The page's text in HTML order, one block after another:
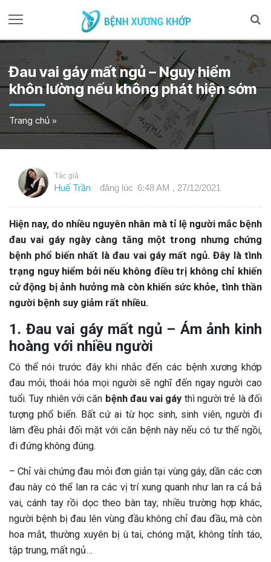
Đau vai gáy mất ngủ – Nguy hiểm
khôn lường nếu không phát hiện sớm
Trang chủ »
Tác giả
Huế Trần đăng lúc 6:48 AM , 27/12/2021
Hiện nay, do nhiều nguyên nhân mà tỉ lệ người mắc bệnh
đau vai gáy ngày càng tăng một trong nhưng chứng
bệnh phổ biến nhất là đau vai gáy mất ngủ. Đây là tình
trạng nguy hiểm bởi nếu không điều trị không chỉ khiến
cử động bị ảnh hưởng mà còn khiến sức khỏe, tình thần
người bệnh suy giảm rất nhiều.
1. Đau vai gáy mất ngủ – Ám ảnh kinh
hoàng với nhiều người
Có thể nói trước đây khi nhắc đến các bệnh xương khớp
đau mỏi, thoái hóa mọi người sẽ nghĩ đến ngay người cao
tuổi. Tuy nhiên với căn bệnh đau vai gáythì người trẻ là đối
tượng phổ biến. Bất cứ ai từ học sinh, sinh viên, người đi
làm đều phải đối mặt với căn bệnh này nếu có tư thế ngồi,
đi đứng không đúng.
– Chỉ vài chứng đau mỏi đơn giản tại vùng gáy, dần các cơn
đau này có thể lan ra các vị trí xung quanh như lan ra cả bả
vai, cánh tay rồi dọc theo bàn tay; nhiều trường hợp khác,
người bệnh bị đau lên vùng đầu không chỉ đau đầu, mà còn
hoa mắt, thường xuyên bị ù tai, chóng mặt, không tỉnh táo,
tập trung, mất ngủ…